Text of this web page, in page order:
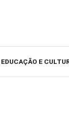
EDUCAÇÃO E